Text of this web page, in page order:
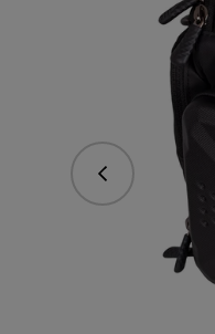
Predchádzajúce